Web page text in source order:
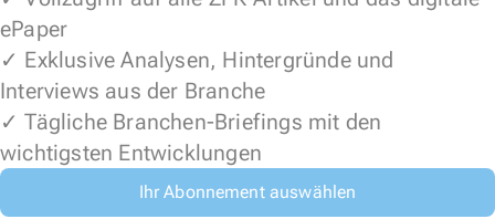
ePaper
✓ Exklusive Analysen, Hintergründe und
Interviews aus der Branche
✓ Tägliche Branchen-Briefings mit den
wichtigsten Entwicklungen
Ihr Abonnement auswählen